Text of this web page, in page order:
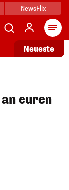
NewsFlix
Neueste
euren